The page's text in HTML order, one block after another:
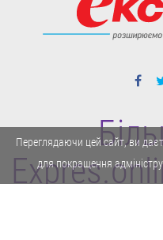
Переглядаючи цей сайт, ви
для покращення